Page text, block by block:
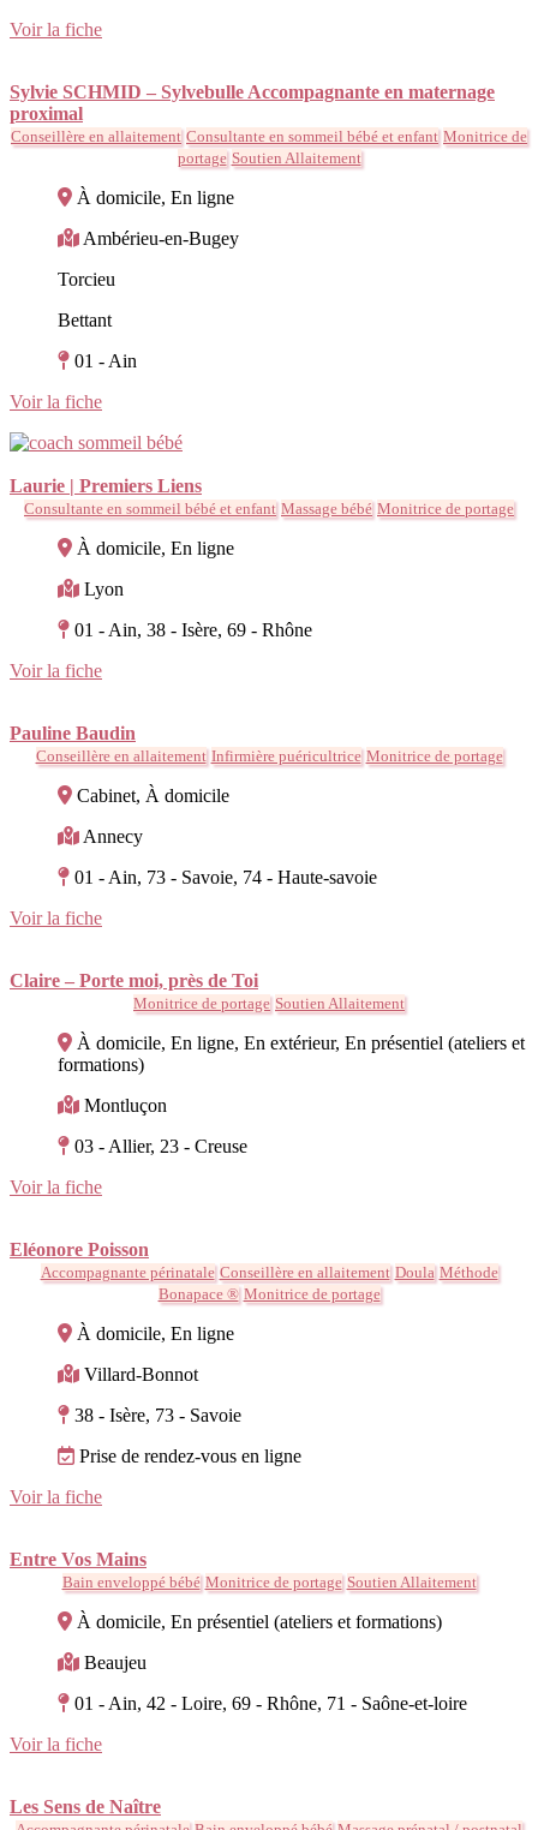
Voir la fiche
Sylvie SCHMID – Sylvebulle Accompagnante en maternage
proximal
Conseillère en allaitement Consultante en sommeil bébé et enfant Monitrice de
portage Soutien Allaitement
À domicile, En ligne
Ambérieu-en-Bugey
Torcieu
Bettant
01 - Ain
Voir la fiche
Laurie | Premiers Liens
Consultante en sommeil bébé et enfant Massage bébé Monitrice de portage
À domicile, En ligne
Lyon
01 - Ain, 38 - Isère, 69 - Rhône
Voir la fiche
Pauline Baudin
Conseillère en allaitement Infirmière puéricultrice Monitrice de portage
Cabinet, À domicile
Annecy
01 - Ain, 73 - Savoie, 74 - Haute-savoie
Voir la fiche
Claire – Porte moi, près de Toi
Monitrice de portage Soutien Allaitement
À domicile, En ligne, En extérieur, En présentiel (ateliers et
formations)
Montluçon
03 - Allier, 23 - Creuse
Voir la fiche
Eléonore Poisson
Accompagnante périnatale Conseillère en allaitement Doula Méthode
Bonapace ® Monitrice de portage
À domicile, En ligne
Villard-Bonnot
38 - Isère, 73 - Savoie
Prise de rendez-vous en ligne
Voir la fiche
Entre Vos Mains
Bain enveloppé bébé Monitrice de portage Soutien Allaitement
À domicile, En présentiel (ateliers et formations)
Beaujeu
01 - Ain, 42 - Loire, 69 - Rhône, 71 - Saône-et-loire
Voir la fiche
Les Sens de Naître